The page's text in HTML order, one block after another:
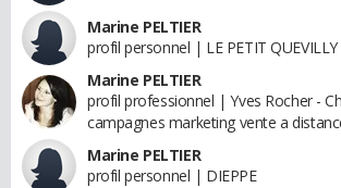
Marine PELTIER
profil personnel | LE PETIT QUEVILLY
Marine PELTIER
profil professionnel | Yves Rocher -
campagnes marketing vente a
Marine PELTIER
profil personnel | DIEPPE